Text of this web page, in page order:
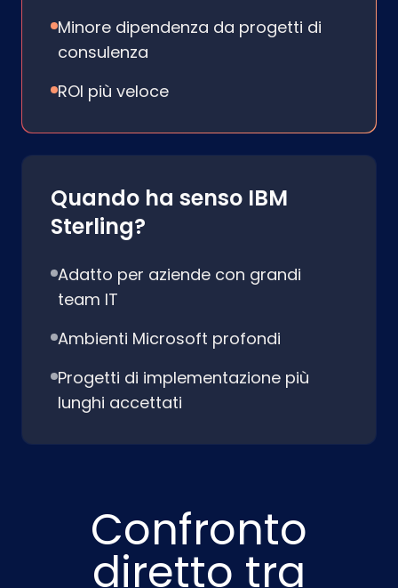
Minore dipendenza da progetti di
consulenza
ROI più veloce
Quando ha senso IBM
Sterling?
Adatto per aziende con grandi
team IT
Ambienti Microsoft profondi
Progetti di implementazione più
lunghi accettati
Confronto
diretto tra